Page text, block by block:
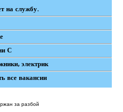
на службу.
С
электрик
все вакансии